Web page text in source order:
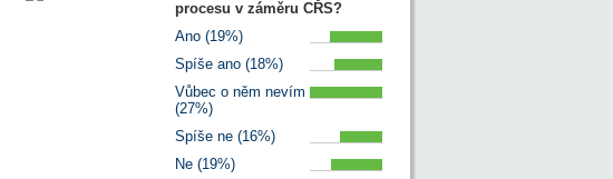
procesu v záměru CŘS?
Ano (19%)
Spíše ano (18%)
Vůbec o něm nevím
(27%)
Spíše ne (16%)
Ne (19%)